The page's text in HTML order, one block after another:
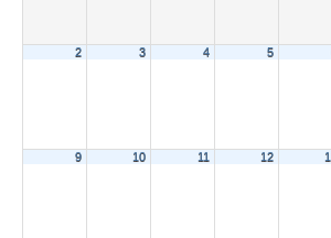
2 3 4 5
9 10 11 12